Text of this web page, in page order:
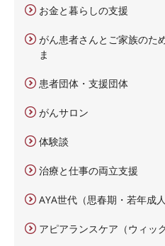
お金と暮らしの支援
がん患者さんとご家族のた
ま
患者団体・支援団体
がんサロン
体験談
治療と仕事の両立支援
AYA世代（思春期・若年成
アピアランスケア（ウィッ